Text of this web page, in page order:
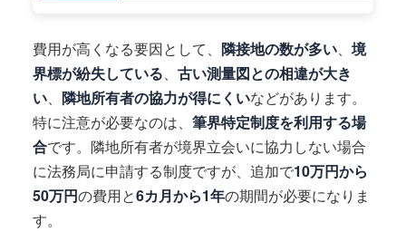
費用が高くなる要因として、 隣接地の数が多い、 境
界標が紛失している、 古い測量図との相違が大き
い、 隣地所有者の協力が得にくいなどがあります。
特に注意が必要なのは、 筆界特定制度を利用する場
合です。隣地所有者が境界立会いに協力しない場合
に法務局に申請する制度ですが、追加で10万円から
50万円の費用と6カ月から1年の期間が必要になりま
す。